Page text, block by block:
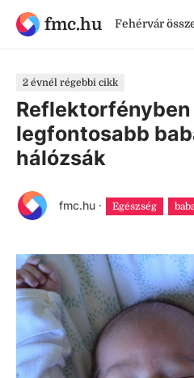
fmc.hu Fehérvár
2 évnél régebbi cikk
legfontosabb
hálózsák
fmc.hu · Egészség